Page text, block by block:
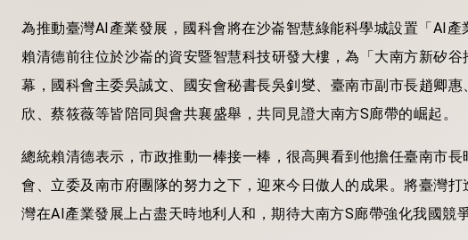
為推動臺灣AI產業發展，國科會將在沙崙智慧綠能科學城設置「AI
賴清德前往位於沙崙的資安暨智慧科技研發大樓，為「大南方新矽
幕，國科會主委吳誠文、國安會秘書長吳釗燮、臺南市副市長趙卿
欣、蔡筱薇等皆陪同與會共襄盛舉，共同見證大南方S廊帶的崛起。
總統賴清德表示，市政推動一棒接一棒，很高興看到他擔任臺南市
會、立委及南市府團隊的努力之下，迎來今日傲人的成果。將臺灣
灣在AI產業發展上占盡天時地利人和，期待大南方S廊帶強化我國競